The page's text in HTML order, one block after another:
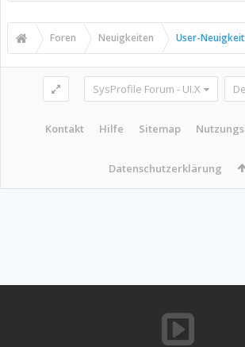
Foren Neuigkeiten User-
SysProfile Forum - UI.X
Kontakt Hilfe Sitemap
Datenschutzerklärung